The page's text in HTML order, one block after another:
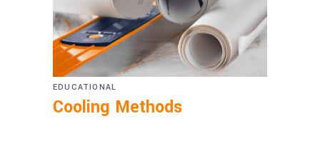
EDUCATIONAL
Cooling Methods